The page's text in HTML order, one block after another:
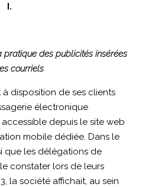
I.
des publicités insérées
courriels
à disposition de ses clients
électronique
depuis le site web
mobile dédiée. Dans le
que les délégations de
constater lors de leurs
la société affichait, au sein